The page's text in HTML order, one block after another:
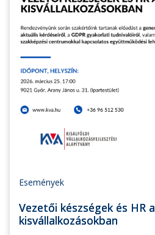
Események
Vezetői készségek és HR a
kisvállalkozásokban